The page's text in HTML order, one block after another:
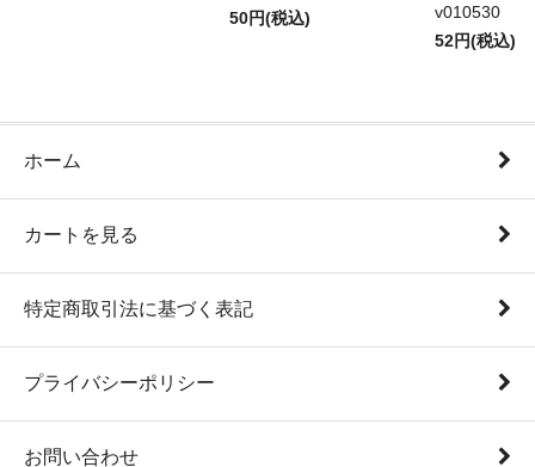
50円(税込)
v010530
52円(税込)
ホーム
カートを見る
特定商取引法に基づく表記
プライバシーポリシー
お問い合わせ